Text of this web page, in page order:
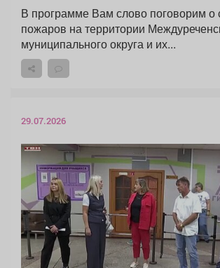
В программе Вам слово поговорим о
пожаров на территории
муниципального округа и их...
29.07.2026